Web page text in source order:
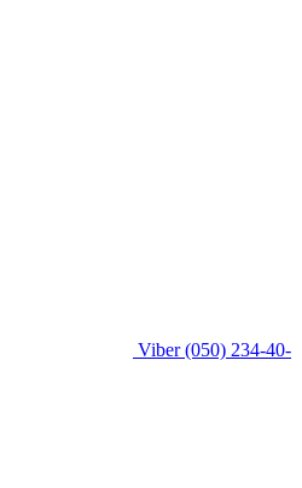
Viber(050) 234-40-